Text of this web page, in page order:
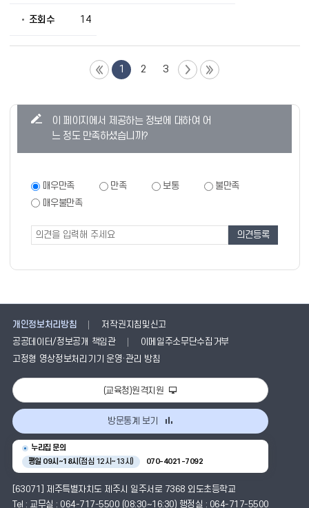
조회수 14
1 2 3
이 페이지에서 제공하는 정보에 대하여 어
느 정도 만족하셨습니까?
만
족
조
사
매우만족 만족 보통
불만족
매우불만족
개인정보처리방침
저작권지침및신고
공공데이터/정보공개 책임관
이메일주소무단수집거부
고정형 영상정보처리기기 운영·관리 방침
(교육청)원격지원
방문통계 보기
누리집 문의
평일 09시~18시 (점심 12시~13시) 070-4021-7092
[63071] 제주특별자치도 제주시 일주서로 7368 외도초등학교
Tel : 교무실 : 064-717-5500 (08:30~16:30) 행정실 : 064-717-5500